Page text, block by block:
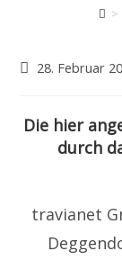
>
Beitrag
28. Februar
Die hier
durch
travianet